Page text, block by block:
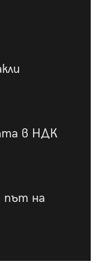
в НДК
път на